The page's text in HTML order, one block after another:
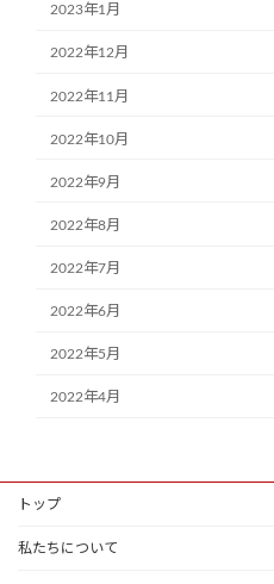
2023年1月
2022年12月
2022年11月
2022年10月
2022年9月
2022年8月
2022年7月
2022年6月
2022年5月
2022年4月
トップ
私たちについて